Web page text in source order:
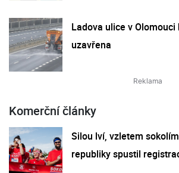
Ladova ulice v
uzavřena
Komerční články
Silou lví, vzletem
republiky spustil